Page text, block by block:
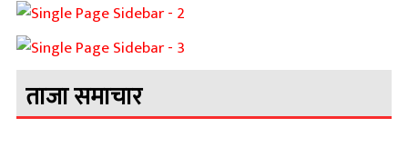
ताजा समाचार